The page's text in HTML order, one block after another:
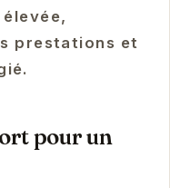
prestations et
pour un